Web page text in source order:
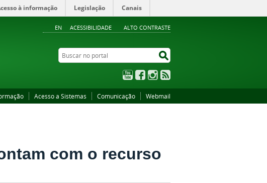
à informação Legislação Canais
EN ACESSIBILIDADE ALTO CONTRASTE
Buscar no portal
YouTubeFacebookInstagram
Acesso a Sistemas Comunicação Webmail
com o recurso